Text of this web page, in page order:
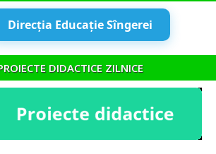
Direcția Educație Sîngerei
DIDACTICE ZILNICE